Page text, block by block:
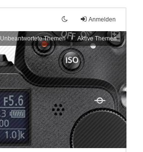
Anmelden
Unbeantwortete Themen Aktive Themen